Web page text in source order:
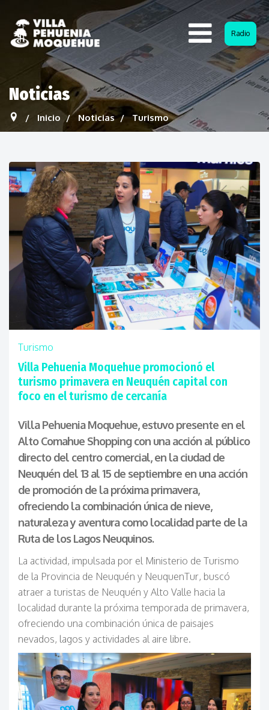
Radio
Noticias
Inicio Noticias Turismo
Turismo
Villa Pehuenia Moquehue promocionó el
turismo primavera en Neuquén capital con
foco en el turismo de cercanía
Villa Pehuenia Moquehue, estuvo presente en el
Alto Comahue Shopping con una acción al público
directo del centro comercial, en la ciudad de
Neuquén del 13 al 15 de septiembre en una acción
de promoción de la próxima primavera,
ofreciendo la combinación única de nieve,
naturaleza y aventura como localidad parte de la
Ruta de los Lagos Neuquinos.
La actividad, impulsada por el Ministerio de Turismo
de la Provincia de Neuquén y NeuquenTur, buscó
atraer a turistas de Neuquén y Alto Valle hacia la
localidad durante la próxima temporada de primavera,
ofreciendo una combinación única de paisajes
nevados, lagos y actividades al aire libre.